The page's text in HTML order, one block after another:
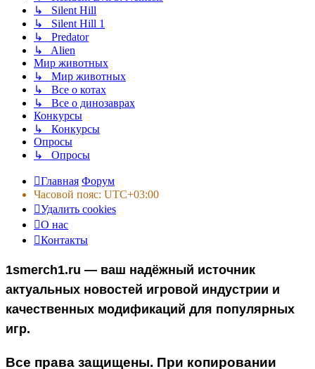
↳ Silent Hill
↳ Silent Hill 1
↳ Predator
↳ Alien
Мир животных
↳ Мир животных
↳ Все о котах
↳ Все о динозаврах
Конкурсы
↳ Конкурсы
Опросы
↳ Опросы
Главная Форум
Часовой пояс: UTC+03:00
Удалить cookies
О нас
Контакты
1smerch1.ru — ваш надёжный источник
актуальных новостей игровой индустрии и
качественных модификаций для популярных
игр.
Все права защищены. При копировании